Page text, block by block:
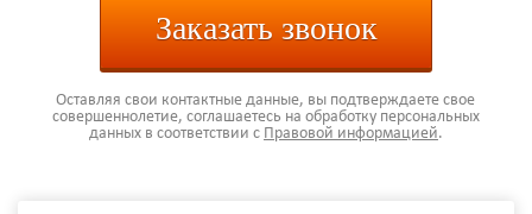
Заказать звонок
Оставляя свои контактные данные, вы подтверждаете свое
совершеннолетие, соглашаетесь на обработку персональных
данных в соответствии с Правовой информацией.